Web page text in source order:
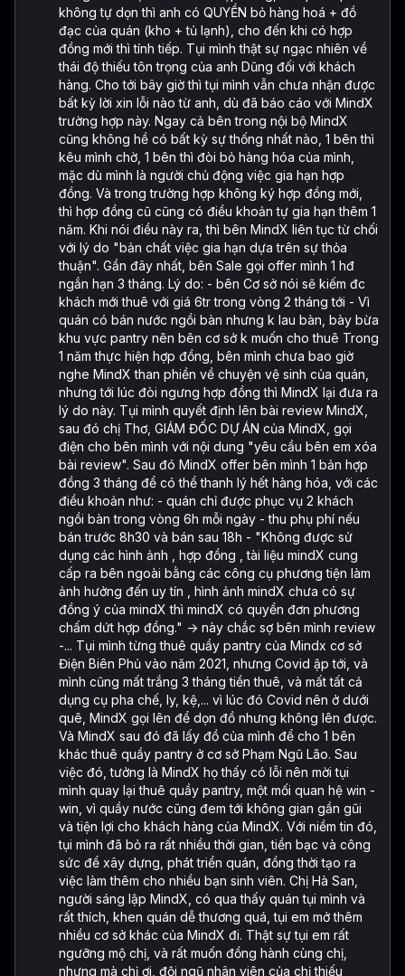
không tự dọn thì anh có QUYỀN bỏ hàng hoá + đồ
đạc của quán (kho + tủ lạnh), cho đến khi có hợp
đồng mới thì tính tiếp. Tụi mình thật sự ngạc nhiên về
thái độ thiếu tôn trọng của anh Dũng đối với khách
hàng. Cho tới bây giờ thì tụi mình vẫn chưa nhận được
bất kỳ lời xin lỗi nào từ anh, dù đã báo cáo với MindX
trường hợp này. Ngay cả bên trong nội bộ MindX
cũng không hề có bất kỳ sự thống nhất nào, 1 bên thì
kêu mình chờ, 1 bên thì đòi bỏ hàng hóa của mình,
mặc dù mình là người chủ động việc gia hạn hợp
đồng. Và trong trường hợp không ký hợp đồng mới,
thì hợp đồng cũ cũng có điều khoản tự gia hạn thêm 1
năm. Khi nói điều này ra, thì bên MindX liên tục từ chối
với lý do "bản chất việc gia hạn dựa trên sự thỏa
thuận". Gần đây nhất, bên Sale gọi offer mình 1 hđ
ngắn hạn 3 tháng. Lý do: - bên Cơ sở nói sẽ kiếm đc
khách mới thuê với giá 6tr trong vòng 2 tháng tới - Vì
quán có bán nước ngồi bàn nhưng k lau bàn, bày bừa
khu vực pantry nên bên cơ sở k muốn cho thuê Trong
1 năm thực hiện hợp đồng, bên mình chưa bao giờ
nghe MindX than phiền về chuyện vệ sinh của quán,
nhưng tới lúc đòi ngưng hợp đồng thì MindX lại đưa ra
lý do này. Tụi mình quyết định lên bài review MindX,
sau đó chị Thơ, GIÁM ĐỐC DỰ ÁN của MindX, gọi
điện cho bên mình với nội dung "yêu cầu bên em xóa
bài review". Sau đó MindX offer bên mình 1 bản hợp
đồng 3 tháng để có thể thanh lý hết hàng hóa, với các
điều khoản như: - quán chỉ được phục vụ 2 khách
ngồi bàn trong vòng 6h mỗi ngày - thu phụ phí nếu
bán trước 8h30 và bán sau 18h - "Không được sử
dụng các hình ảnh , hợp đồng , tài liệu mindX cung
cấp ra bên ngoài bằng các công cụ phương tiện làm
ảnh hưởng đến uy tín , hình ảnh mindX chưa có sự
đồng ý của mindX thì mindX có quyền đơn phương
chấm dứt hợp đồng." -> này chắc sợ bên mình review
-... Tụi mình từng thuê quầy pantry của Mindx cơ sở
Điện Biên Phủ vào năm 2021, nhưng Covid ập tới, và
mình cũng mất trắng 3 tháng tiền thuê, và mất tất cả
dụng cụ pha chế, ly, kệ,... vì lúc đó Covid nên ở dưới
quê, MindX gọi lên để dọn đồ nhưng không lên được.
Và MindX sau đó đã lấy đồ của mình để cho 1 bên
khác thuê quầy pantry ở cơ sở Phạm Ngũ Lão. Sau
việc đó, tưởng là MindX họ thấy có lỗi nên mời tụi
mình quay lại thuê quầy pantry, một mối quan hệ win -
win, vì quầy nước cũng đem tới không gian gần gũi
và tiện lợi cho khách hàng của MindX. Với niềm tin đó,
tụi mình đã bỏ ra rất nhiều thời gian, tiền bạc và công
sức để xây dựng, phát triển quán, đồng thời tạo ra
việc làm thêm cho nhiều bạn sinh viên. Chị Hà San,
người sáng lập MindX, có qua thấy quán tụi mình và
rất thích, khen quán dễ thương quá, tụi em mở thêm
nhiều cơ sở khác của MindX đi. Thật sự tụi em rất
ngưỡng mộ chị, và rất muốn đồng hành cùng chị,
nhưng mà chị ơi, đội ngũ nhân viên của chị thiếu